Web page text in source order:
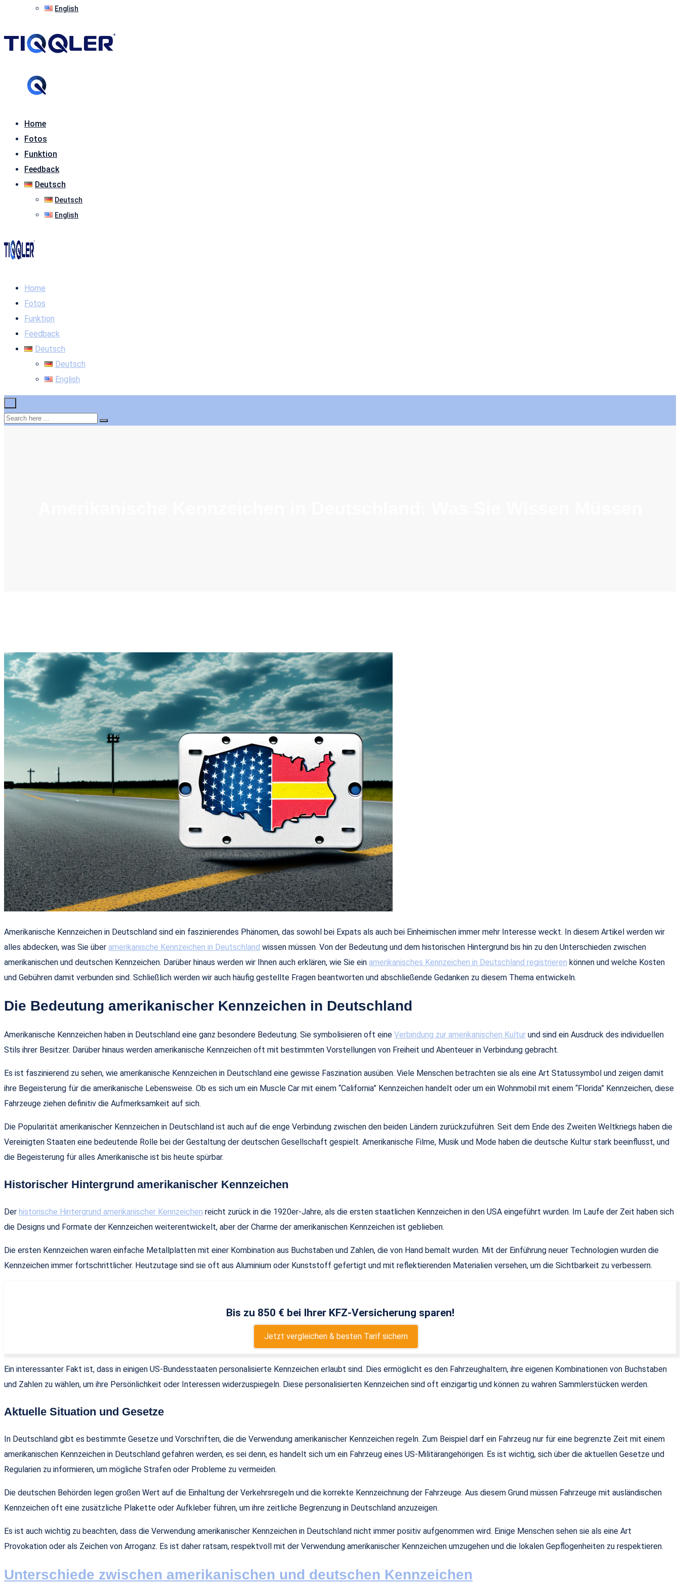
English
Home
Fotos
Funktion
Feedback
Deutsch
Deutsch
English
Home
Fotos
Funktion
Feedback
Deutsch
Deutsch
English
Amerikanische Kennzeichen in Deutschland sind ein faszinierendes Phänomen, das sowohl bei Expats als auch bei Einheimischen immer mehr Interesse weckt. In diesem Artikel werden wir
alles abdecken, was Sie über amerikanische Kennzeichen in Deutschland wissen müssen. Von der Bedeutung und dem historischen Hintergrund bis hin zu den Unterschieden zwischen
amerikanischen und deutschen Kennzeichen. Darüber hinaus werden wir Ihnen auch erklären, wie Sie ein amerikanisches Kennzeichen in Deutschland registrieren können und welche Kosten
und Gebühren damit verbunden sind. Schließlich werden wir auch häufig gestellte Fragen beantworten und abschließende Gedanken zu diesem Thema entwickeln.
Die Bedeutung amerikanischer Kennzeichen in Deutschland
Amerikanische Kennzeichen haben in Deutschland eine ganz besondere Bedeutung. Sie symbolisieren oft eine Verbindung zur amerikanischen Kultur und sind ein Ausdruck des individuellen
Stils ihrer Besitzer. Darüber hinaus werden amerikanische Kennzeichen oft mit bestimmten Vorstellungen von Freiheit und Abenteuer in Verbindung gebracht.
Es ist faszinierend zu sehen, wie amerikanische Kennzeichen in Deutschland eine gewisse Faszination ausüben. Viele Menschen betrachten sie als eine Art Statussymbol und zeigen damit
ihre Begeisterung für die amerikanische Lebensweise. Ob es sich um ein Muscle Car mit einem “California” Kennzeichen handelt oder um ein Wohnmobil mit einem “Florida” Kennzeichen, diese
Fahrzeuge ziehen definitiv die Aufmerksamkeit auf sich.
Die Popularität amerikanischer Kennzeichen in Deutschland ist auch auf die enge Verbindung zwischen den beiden Ländern zurückzuführen. Seit dem Ende des Zweiten Weltkriegs haben die
Vereinigten Staaten eine bedeutende Rolle bei der Gestaltung der deutschen Gesellschaft gespielt. Amerikanische Filme, Musik und Mode haben die deutsche Kultur stark beeinflusst, und
die Begeisterung für alles Amerikanische ist bis heute spürbar.
Historischer Hintergrund amerikanischer Kennzeichen
Der historische Hintergrund amerikanischer Kennzeichen reicht zurück in die 1920er-Jahre, als die ersten staatlichen Kennzeichen in den USA eingeführt wurden. Im Laufe der Zeit haben sich
die Designs und Formate der Kennzeichen weiterentwickelt, aber der Charme der amerikanischen Kennzeichen ist geblieben.
Die ersten Kennzeichen waren einfache Metallplatten mit einer Kombination aus Buchstaben und Zahlen, die von Hand bemalt wurden. Mit der Einführung neuer Technologien wurden die
Kennzeichen immer fortschrittlicher. Heutzutage sind sie oft aus Aluminium oder Kunststoff gefertigt und mit reflektierenden Materialien versehen, um die Sichtbarkeit zu verbessern.
Bis zu 850 € bei Ihrer KFZ-Versicherung sparen!
Jetzt vergleichen & besten Tarif sichern
Ein interessanter Fakt ist, dass in einigen US-Bundesstaaten personalisierte Kennzeichen erlaubt sind. Dies ermöglicht es den Fahrzeughaltern, ihre eigenen Kombinationen von Buchstaben
und Zahlen zu wählen, um ihre Persönlichkeit oder Interessen widerzuspiegeln. Diese personalisierten Kennzeichen sind oft einzigartig und können zu wahren Sammlerstücken werden.
Aktuelle Situation und Gesetze
In Deutschland gibt es bestimmte Gesetze und Vorschriften, die die Verwendung amerikanischer Kennzeichen regeln. Zum Beispiel darf ein Fahrzeug nur für eine begrenzte Zeit mit einem
amerikanischen Kennzeichen in Deutschland gefahren werden, es sei denn, es handelt sich um ein Fahrzeug eines US-Militärangehörigen. Es ist wichtig, sich über die aktuellen Gesetze und
Regularien zu informieren, um mögliche Strafen oder Probleme zu vermeiden.
Die deutschen Behörden legen großen Wert auf die Einhaltung der Verkehrsregeln und die korrekte Kennzeichnung der Fahrzeuge. Aus diesem Grund müssen Fahrzeuge mit ausländischen
Kennzeichen oft eine zusätzliche Plakette oder Aufkleber führen, um ihre zeitliche Begrenzung in Deutschland anzuzeigen.
Es ist auch wichtig zu beachten, dass die Verwendung amerikanischer Kennzeichen in Deutschland nicht immer positiv aufgenommen wird. Einige Menschen sehen sie als eine Art
Provokation oder als Zeichen von Arroganz. Es ist daher ratsam, respektvoll mit der Verwendung amerikanischer Kennzeichen umzugehen und die lokalen Gepflogenheiten zu respektieren.
Unterschiede zwischen amerikanischen und deutschen Kennzeichen